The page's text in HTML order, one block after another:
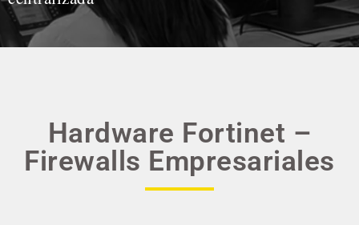
Hardware Fortinet –
Firewalls Empresariales